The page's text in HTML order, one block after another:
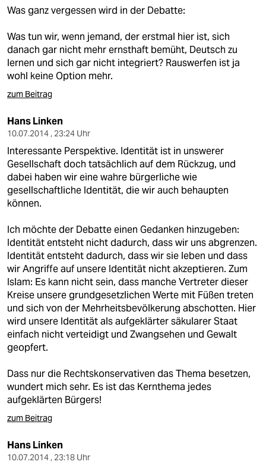
Was ganz vergessen wird in der Debatte:
Was tun wir, wenn jemand, der erstmal hier ist, sich
danach gar nicht mehr ernsthaft bemüht, Deutsch zu
lernen und sich gar nicht integriert? Rauswerfen ist ja
wohl keine Option mehr.
zum Beitrag
Hans Linken
10.07.2014 , 23:24 Uhr
Interessante Perspektive. Identität ist in unswerer
Gesellschaft doch tatsächlich auf dem Rückzug, und
dabei haben wir eine wahre bürgerliche wie
gesellschaftliche Identität, die wir auch behaupten
können.
Ich möchte der Debatte einen Gedanken hinzugeben:
Identität entsteht nicht dadurch, dass wir uns abgrenzen.
Identität entsteht dadurch, dass wir sie leben und dass
wir Angriffe auf unsere Identität nicht akzeptieren. Zum
Islam: Es kann nicht sein, dass manche Vertreter dieser
Kreise unsere grundgesetzlichen Werte mit Füßen treten
und sich von der Mehrheitsbevölkerung abschotten. Hier
wird unsere Identität als aufgeklärter säkularer Staat
einfach nicht verteidigt und Zwangsehen und Gewalt
geopfert.
Dass nur die Rechtskonservativen das Thema besetzen,
wundert mich sehr. Es ist das Kernthema jedes
aufgeklärten Bürgers!
zum Beitrag
Hans Linken
10.07.2014 , 23:18 Uhr